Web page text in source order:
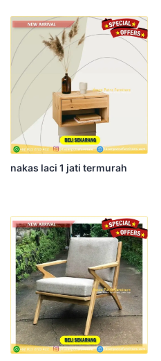
nakas laci 1 jati termurah